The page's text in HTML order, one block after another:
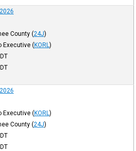
County (24J)
Executive (KORL )
Executive (KORL )
County (24J)